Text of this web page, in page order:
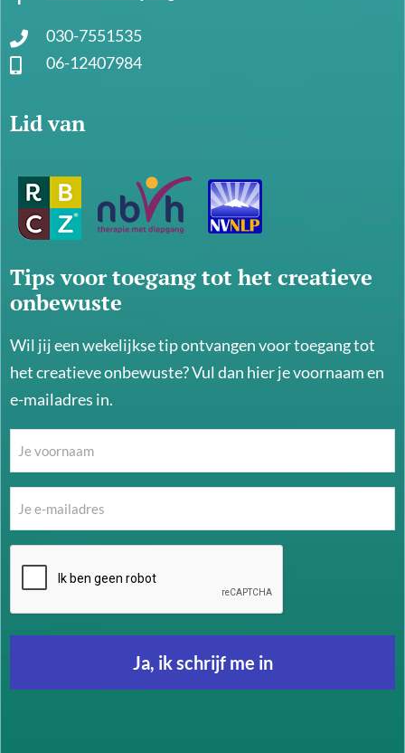
030-7551535
06-12407984
Lid van
Tips voor toegang tot het creatieve
onbewuste
Wil jij een wekelijkse tip ontvangen voor toegang tot
het creatieve onbewuste? Vul dan hier je voornaam en
e-mailadres in.